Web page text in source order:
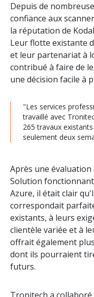
Depuis de
confiance aux
la réputation de
Leur flotte existante
et leur partenariat à
contribué à faire de
une décision facile à
"Les services
travaillé avec
265 travaux
seulement deux
Après une évaluation
Solution
Azure, il était clair
correspondait
existants, à leurs
clientèle variée et à
offrait également
dont ils pourraient
futurs.